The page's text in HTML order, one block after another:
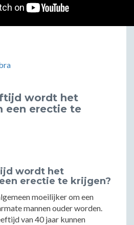
wordt het
een erectie te
wordt het
erectie te krijgen?
moeilijker om een
mannen ouder worden.
van 40 jaar kunnen